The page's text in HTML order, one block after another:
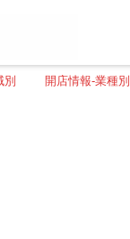
別 開店情報-業種別